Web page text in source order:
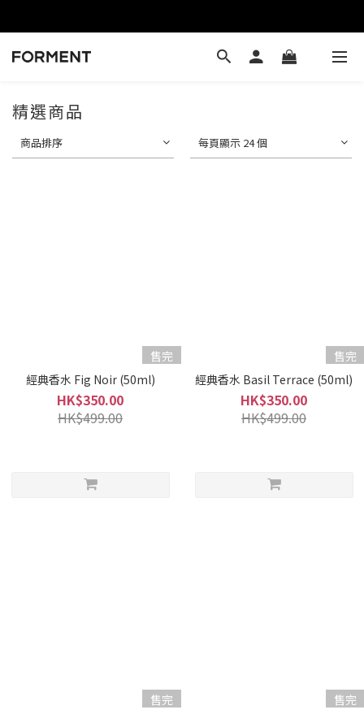
精選商品
商品排序 每頁顯示 24 個
售完
經典香水 Fig Noir (50ml)
HK$350.00
HK$499.00
售完
經典香水 Basil Terrace (50ml)
HK$350.00
HK$499.00
售完
售完